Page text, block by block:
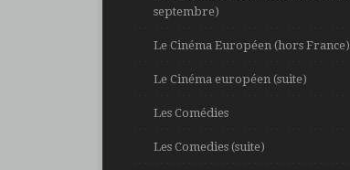
septembre)
Le Cinéma Européen (hors France)
Le Cinéma européen (suite)
Les Comédies
Les Comedies (suite)